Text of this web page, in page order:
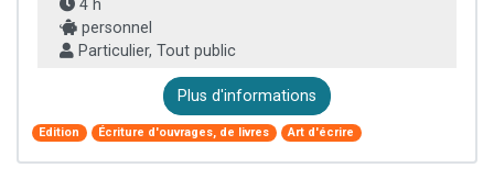
4 h
personnel
Particulier, Tout public
Plus d'informations
Edition Écriture d'ouvrages, de livres Art d'écrire